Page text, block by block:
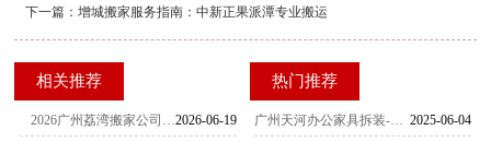
下一篇：增城搬家服务指南：中新正果派潭专业搬运
相关推荐
2026-06-19
2026广州荔湾搬家公司价格表 各街道家庭企业搬迁收费标准完整版
热门推荐
2025-06-04
广州天河办公家具拆装-家具拆装的打包方法